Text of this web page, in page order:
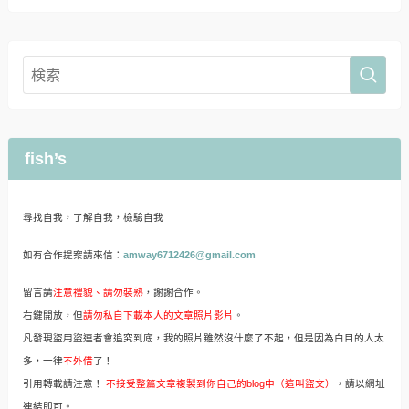
fish’s
尋找自我，了解自我，檢驗自我
如有合作提案請來信： amway6712426@gmail.com
留言請注意禮貌、請勿裝熟，謝謝合作。
右鍵開放，但請勿私自下載本人的文章照片影片 。
凡發現盜用盜連者會追究到底，我的照片雖然沒什麼了不起，但是因為白目的人太
多，一律不外借了！
引用轉載請注意！ 不接受整篇文章複製到你自己的blog中（這叫盜文） ，請以網址
連結即可。